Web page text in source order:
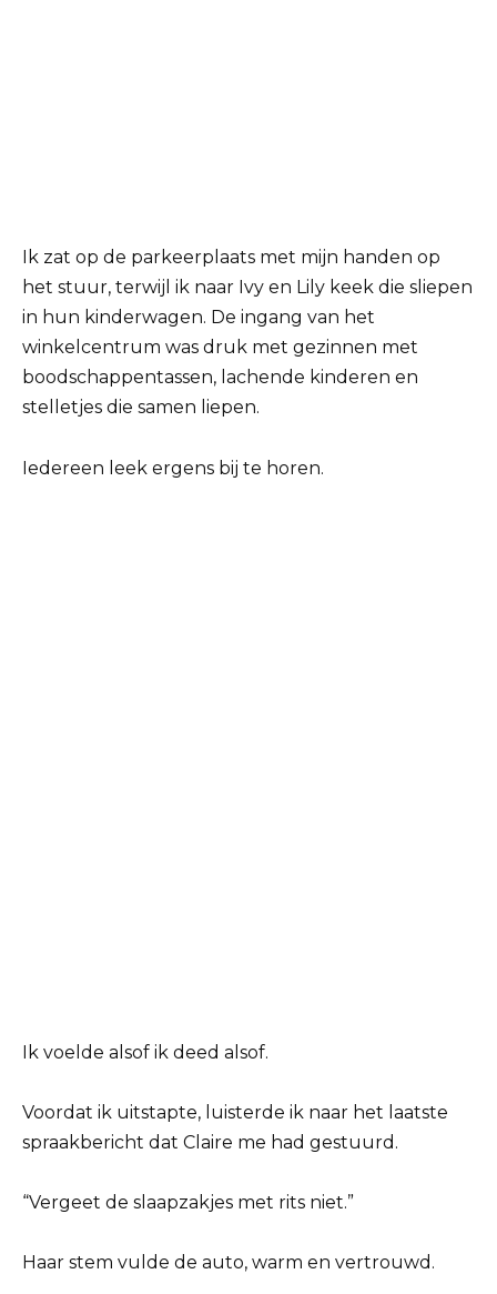
Ik zat op de parkeerplaats met mijn handen op
het stuur, terwijl ik naar Ivy en Lily keek die sliepen
in hun kinderwagen. De ingang van het
winkelcentrum was druk met gezinnen met
boodschappentassen, lachende kinderen en
stelletjes die samen liepen.
Iedereen leek ergens bij te horen.
Ik voelde alsof ik deed alsof.
Voordat ik uitstapte, luisterde ik naar het laatste
spraakbericht dat Claire me had gestuurd.
“Vergeet de slaapzakjes met rits niet.”
Haar stem vulde de auto, warm en vertrouwd.